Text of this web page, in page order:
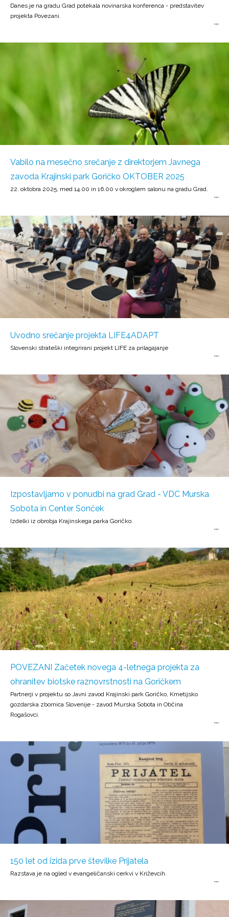
Danes je na gradu Grad potekala novinarska konferenca - predstavitev
projekta Povezani.
Vabilo na mesečno srečanje z direktorjem Javnega
zavoda Krajinski park Goričko OKTOBER 2025
22. oktobra 2025, med 14.00 in 16.00 v okroglem salonu na gradu Grad.
Uvodno srečanje projekta LIFE4ADAPT
Slovenski strateški integrirani projekt LIFE za prilagajanje
Izpostavljamo v ponudbi na grad Grad - VDC Murska
Sobota in Center Sonček
Izdelki iz obrobja Krajinskega parka Goričko.
POVEZANI Začetek novega 4-letnega projekta za
ohranitev biotske raznovrstnosti na Goričkem
Partnerji v projektu so Javni zavod Krajinski park Goričko, Kmetijsko
gozdarska zbornica Slovenije - zavod Murska Sobota in Občina
Rogašovci.
150 let od izida prve številke Prijatela
Razstava je na ogled v evangeličanski cerkvi v Križevcih.